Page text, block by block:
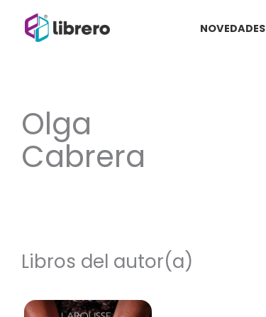
NOVEDADES
Olga
Cabrera
Libros del autor(a)